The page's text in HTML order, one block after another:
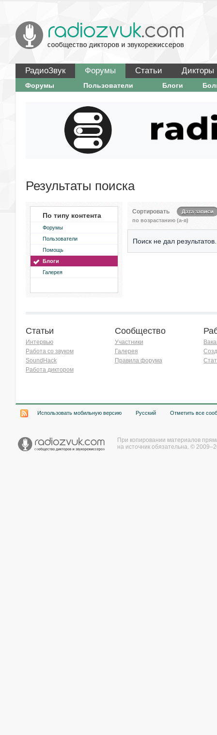
РадиоЗвук Форумы Статьи Дикторы
Форумы Пользователи Блоги
Результаты поиска
По типу контента
Форумы
Пользователи
Помощь
Блоги
Галерея
Сортировать
Дата записи
по возрастанию (а-я)
Поиск не дал результатов.
Статьи
Интервью
Работа со звуком
SoundHack
Работа диктором
Сообщество
Участники
Галерея
Правила форума
Использовать мобильную версию Русский Отметить все
При копировании материалов
на источник обязательна. ©